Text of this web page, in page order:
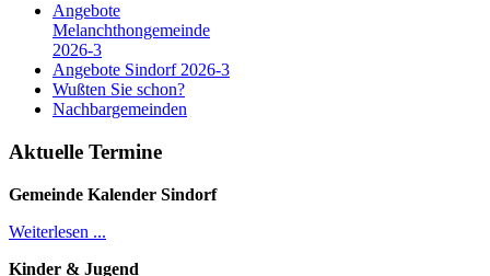
Angebote
Melanchthongemeinde
2026-3
Angebote Sindorf 2026-3
Wußten Sie schon?
Nachbargemeinden
Aktuelle Termine
Gemeinde Kalender Sindorf
Weiterlesen ...
Kinder & Jugend